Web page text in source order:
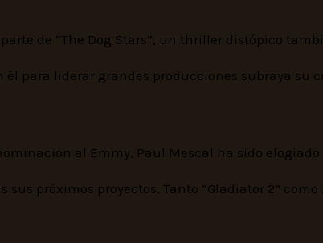
de “The Dog Stars”, un thriller distópico
él para liderar grandes producciones subraya
al Emmy, Paul Mescal ha sido
sus próximos proyectos. Tanto “Gladiator 2”